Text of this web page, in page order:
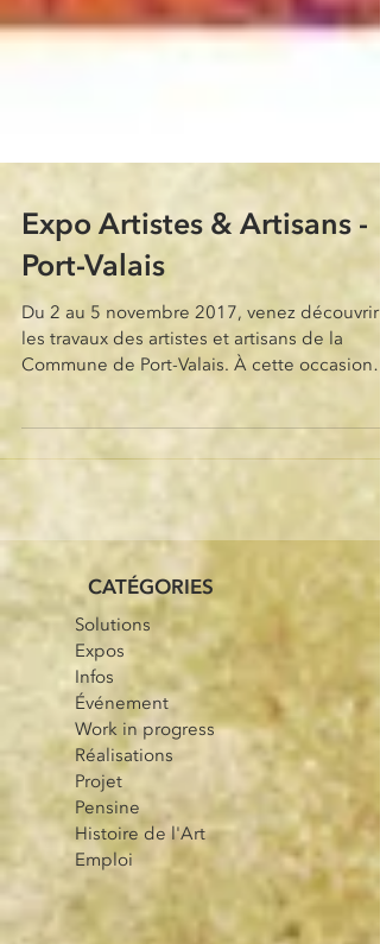
Expo Artistes & Artisans -
Port-Valais
Du 2 au 5 novembre 2017, venez découvrir
Commune de Port-Valais. À cette occasion
l'Atelier
CATÉGORIES
Solutions
Expos
Infos
Événement
Work in progress
Réalisations
Projet
Pensine
Histoire de l'Art
Emploi